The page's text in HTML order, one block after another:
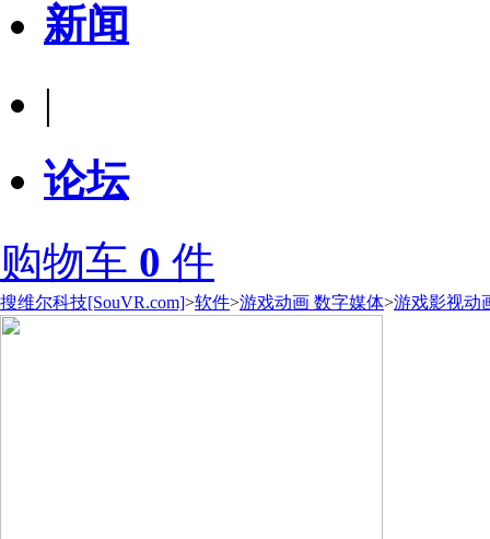
新闻
|
论坛
购物车 0 件
搜维尔科技[SouVR.com]>软件>游戏动画 数字媒体>游戏影视动